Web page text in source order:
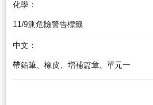
化學：
11/9測危險警告標籤
中文：
帶鉛筆、橡皮、增補篇章、單元一